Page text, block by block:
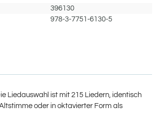
396130
978-3-7751-6130-5
Liedauswahl ist mit 215 Liedern, identisch
oder in oktavierter Form als